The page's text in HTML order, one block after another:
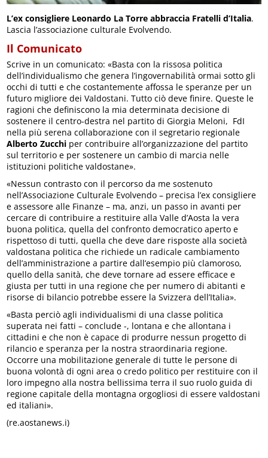
L’ex consigliere Leonardo La Torre abbraccia Fratelli d’Italia.
Lascia l’associazione culturale Evolvendo.
Il Comunicato
Scrive in un comunicato: «Basta con la rissosa politica
dell’individualismo che genera l’ingovernabilità ormai sotto gli
occhi di tutti e che costantemente affossa le speranze per un
futuro migliore dei Valdostani. Tutto ciò deve finire. Queste le
ragioni che definiscono la mia determinata decisione di
sostenere il centro-destra nel partito di Giorgia Meloni, FdI
nella più serena collaborazione con il segretario regionale
Alberto Zucchi per contribuire all’organizzazione del partito
sul territorio e per sostenere un cambio di marcia nelle
istituzioni politiche valdostane».
«Nessun contrasto con il percorso da me sostenuto
nell’Associazione Culturale Evolvendo – precisa l’ex consigliere
e assessore alle Finanze – ma, anzi, un passo in avanti per
cercare di contribuire a restituire alla Valle d’Aosta la vera
buona politica, quella del confronto democratico aperto e
rispettoso di tutti, quella che deve dare risposte alla società
valdostana politica che richiede un radicale cambiamento
dell’amministrazione a partire dall’esempio più clamoroso,
quello della sanità, che deve tornare ad essere efficace e
giusta per tutti in una regione che per numero di abitanti e
risorse di bilancio potrebbe essere la Svizzera dell’Italia».
«Basta perciò agli individualismi di una classe politica
superata nei fatti – conclude -, lontana e che allontana i
cittadini e che non è capace di produrre nessun progetto di
rilancio e speranza per la nostra straordinaria regione.
Occorre una mobilitazione generale di tutte le persone di
buona volontà di ogni area o credo politico per restituire con il
loro impegno alla nostra bellissima terra il suo ruolo guida di
regione capitale della montagna orgogliosi di essere valdostani
ed italiani».
(re.aostanews.i)